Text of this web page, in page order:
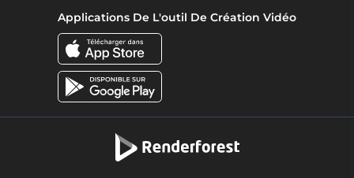
Applications De L'outil De Création Vidéo